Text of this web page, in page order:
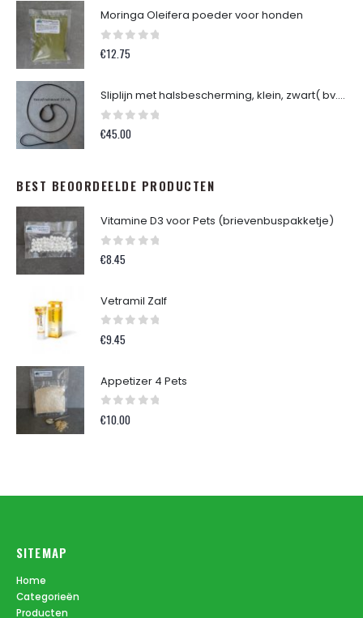
€24.49.€22.95.
Moringa Oleifera poeder voor honden
0out of 5
€12.75
Sliplijn met halsbescherming, klein, zwart( bv. Dwerg Teckel )
0out of 5
€45.00
BEST BEOORDEELDE PRODUCTEN
Vitamine D3 voor Pets (brievenbuspakketje)
0out of 5
€8.45
Vetramil Zalf
0out of 5
€9.45
Appetizer 4 Pets
0out of 5
€10.00
SITEMAP
Home
Categorieën
Producten